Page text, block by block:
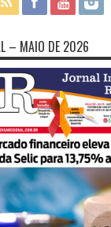
– MAIO DE 2026